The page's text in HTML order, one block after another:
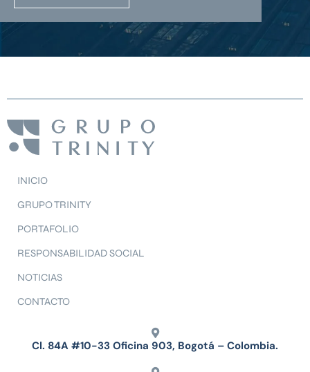
INICIO
GRUPO TRINITY
PORTAFOLIO
RESPONSABILIDAD SOCIAL
NOTICIAS
CONTACTO
Cl. 84A #10-33 Oficina 903, Bogotá – Colombia.